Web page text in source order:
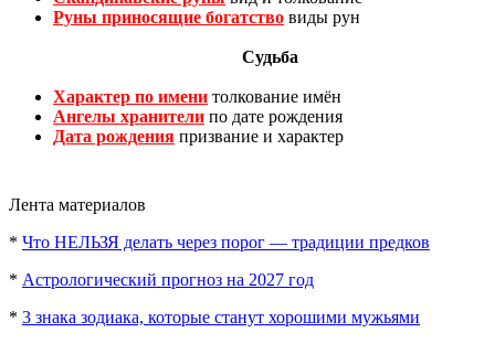
Руны приносящие богатство виды рун
Судьба
Характер по имени толкование имён
Ангелы хранители по дате рождения
Дата рождения призвание и характер
Лента материалов
* Что НЕЛЬЗЯ делать через порог — традиции предков
* Астрологический прогноз на 2027 год
* 3 знака зодиака, которые станут хорошими мужьями